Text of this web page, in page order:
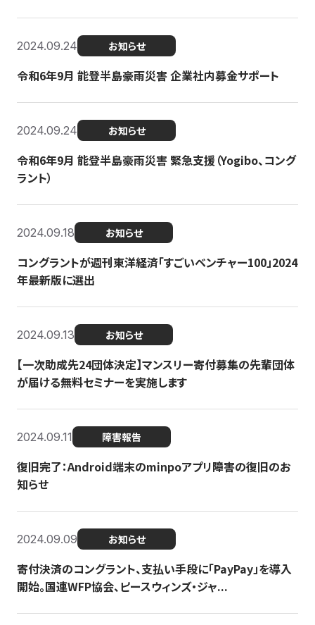
2024.09.24 お知らせ
令和6年9月 能登半島豪雨災害 企業社内募金サポート
2024.09.24 お知らせ
令和6年9月 能登半島豪雨災害 緊急支援（Yogibo、コング
ラント）
2024.09.18 お知らせ
コングラントが週刊東洋経済「すごいベンチャー100」2024
年最新版に選出
2024.09.13 お知らせ
【一次助成先24団体決定】マンスリー寄付募集の先輩団体
が届ける無料セミナーを実施します
2024.09.11 障害報告
復旧完了：Android端末のminpoアプリ障害の復旧のお
知らせ
2024.09.09 お知らせ
寄付決済のコングラント、支払い手段に「PayPay」を導入
開始。国連WFP協会、ピースウィンズ・ジャ...